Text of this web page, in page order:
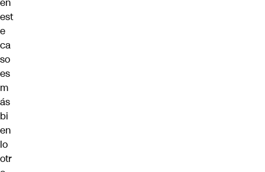
en
est
e
ca
so
es
m
ás
bi
en
lo
otr